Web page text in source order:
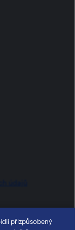
přizpůsobený